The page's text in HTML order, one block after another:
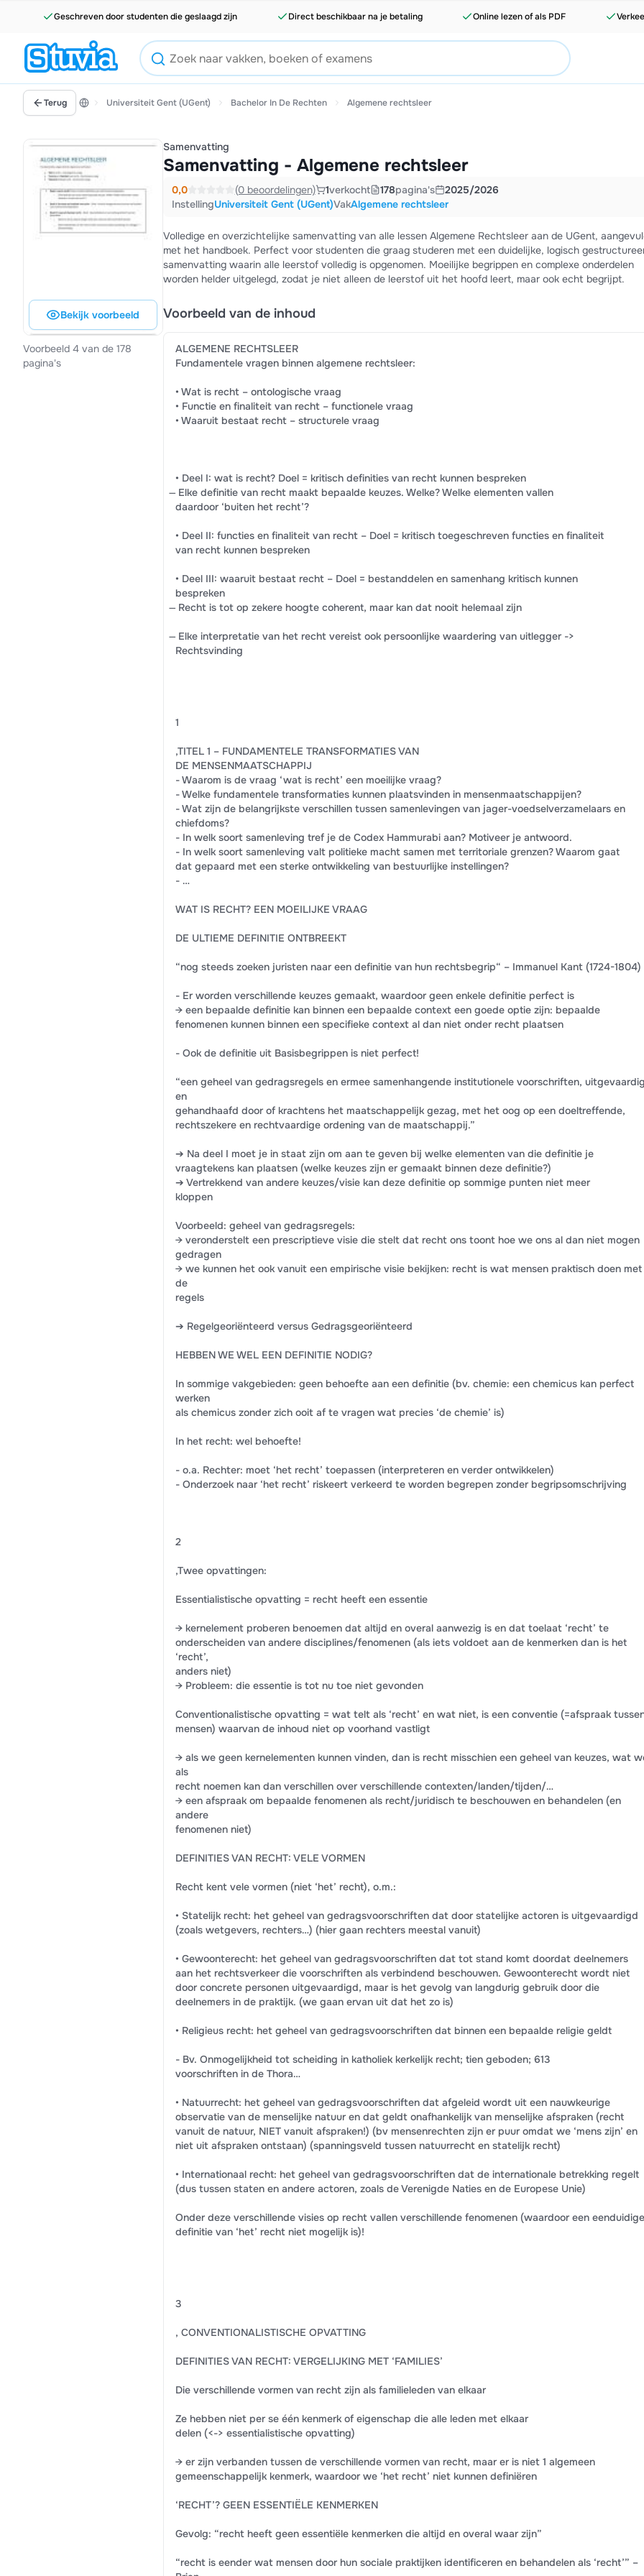
Geschreven door studenten die geslaagd zijn Direct beschikbaar na je betaling Online lezen of als PDF
Terug Universiteit Gent (UGent) Bachelor In De Rechten Algemene rechtsleer
Bekijk voorbeeld
Voorbeeld 4 van de 178
pagina's
Samenvatting
Samenvatting - Algemene rechtsleer
0,0 (0 beoordelingen) 1verkocht 178pagina's
2025/2026
InstellingUniversiteit Gent (UGent)VakAlgemene rechtsleer
Volledige en overzichtelijke samenvatting van alle lessen Algemene Rechtsleer aan de UGent,
met het handboek. Perfect voor studenten die graag studeren met een duidelijke, logisch gestructureerde
samenvatting waarin alle leerstof volledig is opgenomen. Moeilijke begrippen en complexe onderdelen
worden helder uitgelegd, zodat je niet alleen de leerstof uit het hoofd leert, maar ook echt begrijpt.
Voorbeeld van de inhoud
ALGEMENE RECHTSLEER
Fundamentele vragen binnen algemene rechtsleer:
• Wat is recht – ontologische vraag
• Functie en finaliteit van recht – functionele vraag
• Waaruit bestaat recht – structurele vraag
• Deel I: wat is recht? Doel = kritisch definities van recht kunnen bespreken
̶ Elke definitie van recht maakt bepaalde keuzes. Welke? Welke elementen vallen
daardoor ‘buiten het recht’?
• Deel II: functies en finaliteit van recht – Doel = kritisch toegeschreven functies en finaliteit
van recht kunnen bespreken
• Deel III: waaruit bestaat recht – Doel = bestanddelen en samenhang kritisch kunnen
bespreken
̶ Recht is tot op zekere hoogte coherent, maar kan dat nooit helemaal zijn
̶ Elke interpretatie van het recht vereist ook persoonlijke waardering van uitlegger ->
Rechtsvinding
1
,TITEL 1 – FUNDAMENTELE TRANSFORMATIES VAN
DE MENSENMAATSCHAPPIJ
- Waarom is de vraag ‘wat is recht’ een moeilijke vraag?
- Welke fundamentele transformaties kunnen plaatsvinden in mensenmaatschappijen?
- Wat zijn de belangrijkste verschillen tussen samenlevingen van jager-voedselverzamelaars en
chiefdoms?
- In welk soort samenleving tref je de Codex Hammurabi aan? Motiveer je antwoord.
- In welk soort samenleving valt politieke macht samen met territoriale grenzen? Waarom gaat
dat gepaard met een sterke ontwikkeling van bestuurlijke instellingen?
- …
WAT IS RECHT? EEN MOEILIJKE VRAAG
DE ULTIEME DEFINITIE ONTBREEKT
“nog steeds zoeken juristen naar een definitie van hun rechtsbegrip“ – Immanuel Kant (1724-1804)
- Er worden verschillende keuzes gemaakt, waardoor geen enkele definitie perfect is
→ een bepaalde definitie kan binnen een bepaalde context een goede optie zijn: bepaalde
fenomenen kunnen binnen een specifieke context al dan niet onder recht plaatsen
- Ook de definitie uit Basisbegrippen is niet perfect!
“een geheel van gedragsregels en ermee samenhangende institutionele voorschriften,
en
gehandhaafd door of krachtens het maatschappelijk gezag, met het oog op een doeltreffende,
rechtszekere en rechtvaardige ordening van de maatschappij.”
➔ Na deel I moet je in staat zijn om aan te geven bij welke elementen van die definitie je
vraagtekens kan plaatsen (welke keuzes zijn er gemaakt binnen deze definitie?)
➔ Vertrekkend van andere keuzes/visie kan deze definitie op sommige punten niet meer
kloppen
Voorbeeld: geheel van gedragsregels:
→ veronderstelt een prescriptieve visie die stelt dat recht ons toont hoe we ons al dan niet mogen
gedragen
→ we kunnen het ook vanuit een empirische visie bekijken: recht is wat mensen praktisch doen met
de
regels
➔ Regelgeoriënteerd versus Gedragsgeoriënteerd
HEBBEN WE WEL EEN DEFINITIE NODIG?
In sommige vakgebieden: geen behoefte aan een definitie (bv. chemie: een chemicus kan perfect
werken
als chemicus zonder zich ooit af te vragen wat precies ‘de chemie’ is)
In het recht: wel behoefte!
- o.a. Rechter: moet ‘het recht’ toepassen (interpreteren en verder ontwikkelen)
- Onderzoek naar ‘het recht’ riskeert verkeerd te worden begrepen zonder begripsomschrijving
2
,Twee opvattingen:
Essentialistische opvatting = recht heeft een essentie
→ kernelement proberen benoemen dat altijd en overal aanwezig is en dat toelaat ‘recht’ te
onderscheiden van andere disciplines/fenomenen (als iets voldoet aan de kenmerken dan is het
‘recht’,
anders niet)
→ Probleem: die essentie is tot nu toe niet gevonden
Conventionalistische opvatting = wat telt als ‘recht’ en wat niet, is een conventie (=afspraak
mensen) waarvan de inhoud niet op voorhand vastligt
→ als we geen kernelementen kunnen vinden, dan is recht misschien een geheel van keuzes, wat
als
recht noemen kan dan verschillen over verschillende contexten/landen/tijden/…
→ een afspraak om bepaalde fenomenen als recht/juridisch te beschouwen en behandelen (en
andere
fenomenen niet)
DEFINITIES VAN RECHT: VELE VORMEN
Recht kent vele vormen (niet ‘het’ recht), o.m.:
• Statelijk recht: het geheel van gedragsvoorschriften dat door statelijke actoren is uitgevaardigd
(zoals wetgevers, rechters…) (hier gaan rechters meestal vanuit)
• Gewoonterecht: het geheel van gedragsvoorschriften dat tot stand komt doordat deelnemers
aan het rechtsverkeer die voorschriften als verbindend beschouwen. Gewoonterecht wordt niet
door concrete personen uitgevaardigd, maar is het gevolg van langdurig gebruik door die
deelnemers in de praktijk. (we gaan ervan uit dat het zo is)
• Religieus recht: het geheel van gedragsvoorschriften dat binnen een bepaalde religie geldt
- Bv. Onmogelijkheid tot scheiding in katholiek kerkelijk recht; tien geboden; 613
voorschriften in de Thora…
• Natuurrecht: het geheel van gedragsvoorschriften dat afgeleid wordt uit een nauwkeurige
observatie van de menselijke natuur en dat geldt onafhankelijk van menselijke afspraken (recht
vanuit de natuur, NIET vanuit afspraken!) (bv mensenrechten zijn er puur omdat we ‘mens zijn’ en
niet uit afspraken ontstaan) (spanningsveld tussen natuurrecht en statelijk recht)
• Internationaal recht: het geheel van gedragsvoorschriften dat de internationale betrekking regelt
(dus tussen staten en andere actoren, zoals de Verenigde Naties en de Europese Unie)
Onder deze verschillende visies op recht vallen verschillende fenomenen (waardoor een eenduidige
definitie van ‘het’ recht niet mogelijk is)!
3
, CONVENTIONALISTISCHE OPVATTING
DEFINITIES VAN RECHT: VERGELIJKING MET ‘FAMILIES’
Die verschillende vormen van recht zijn als familieleden van elkaar
Ze hebben niet per se één kenmerk of eigenschap die alle leden met elkaar
delen (<-> essentialistische opvatting)
→ er zijn verbanden tussen de verschillende vormen van recht, maar er is niet 1 algemeen
gemeenschappelijk kenmerk, waardoor we ‘het recht’ niet kunnen definiëren
‘RECHT’? GEEN ESSENTIËLE KENMERKEN
Gevolg: “recht heeft geen essentiële kenmerken die altijd en overal waar zijn”
“recht is eender wat mensen door hun sociale praktijken identificeren en behandelen als ‘recht’” –